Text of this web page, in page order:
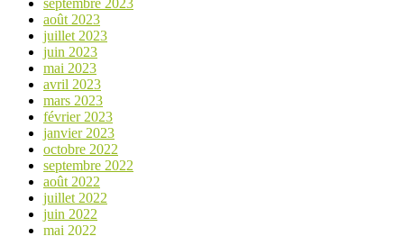
septembre 2023
août 2023
juillet 2023
juin 2023
mai 2023
avril 2023
mars 2023
février 2023
janvier 2023
octobre 2022
septembre 2022
août 2022
juillet 2022
juin 2022
mai 2022